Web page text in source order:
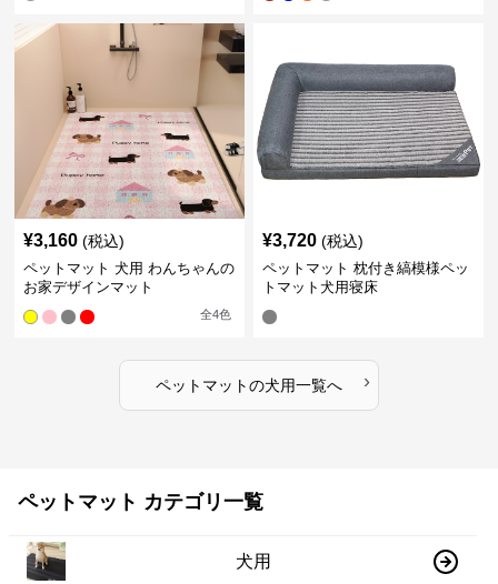
¥3,160 (税込)
ペットマット 犬用 わんちゃんの
お家デザインマット
全4色
¥3,720 (税込)
ペットマット 枕付き縞模様ペッ
トマット犬用寝床
ペットマットの犬用一覧へ ›
ペットマット カテゴリ一覧
犬用